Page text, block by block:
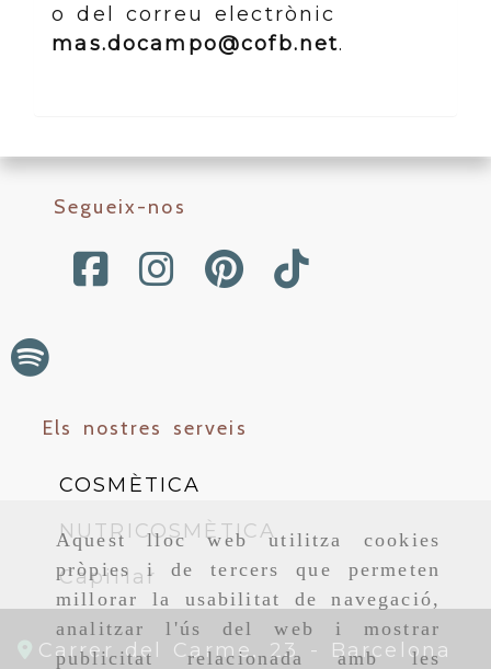
Aquest lloc web utilitza cookies
pròpies i de tercers que permeten
millorar la usabilitat de navegació,
analitzar l'ús del web i mostrar
publicitat relacionada amb les
o del correu electrònic
mas.docampo@cofb.net.
Segueix-nos
Els nostres serveis
COSMÈTICA
NUTRICOSMÈTICA
Capil·lar
Carrer del Carme, 23 - Barcelona